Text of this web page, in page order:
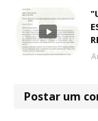
Postar um